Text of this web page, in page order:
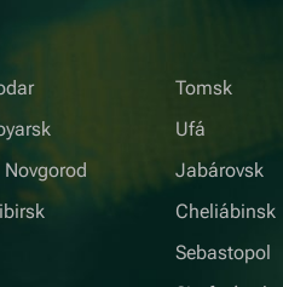
Tomsk
Ufá
Jabárovsk
Cheliábinsk
Sebastopol